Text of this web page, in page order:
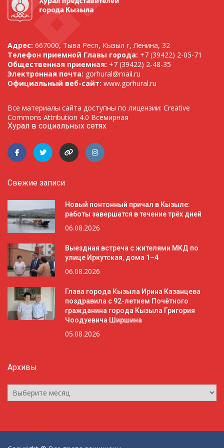
Адрес: 667000, Тыва Респ, Кызыл г, Ленина, 32
Телефон приемной Главы города: +7 (39422) 2-05-71
Общественная приемная: +7 (39422) 2-48-35
Электронная почта: gorhural@mail.ru
Официальный веб-сайт: www.gorhural.ru
Все материалы сайта доступны по лицензии: Creative
Commons Attribution 4.0 Всемирная
Хурал в социальных сетях
Свежие записи
Новый понтонный причал в Кызыле:
работы завершатся в течение трёх дней
06.08.2026
Выездная встреча с жителями МКД по
улице Иркутская, дома 1–4
06.08.2026
Глава города Кызыла Ирина Казанцева
поздравила с 92-летием Почётного
гражданина города Кызыла Григория
Чоодуевича Ширшина
05.08.2026
Архивы
Архивы